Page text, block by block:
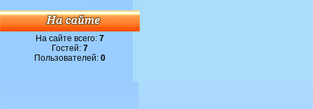
На сайте всего: 7
Гостей: 7
Пользователей: 0